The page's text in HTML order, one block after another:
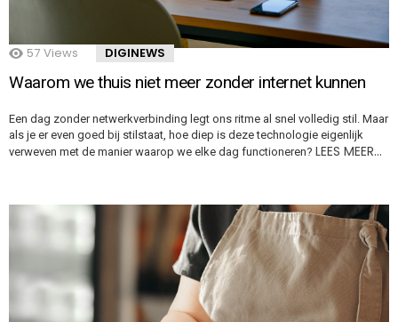
57 Views DIGINEWS
Waarom we thuis niet meer zonder internet kunnen
Een dag zonder netwerkverbinding legt ons ritme al snel volledig stil. Maar
als je er even goed bij stilstaat, hoe diep is deze technologie eigenlijk
verweven met de manier waarop we elke dag functioneren? LEES MEER…